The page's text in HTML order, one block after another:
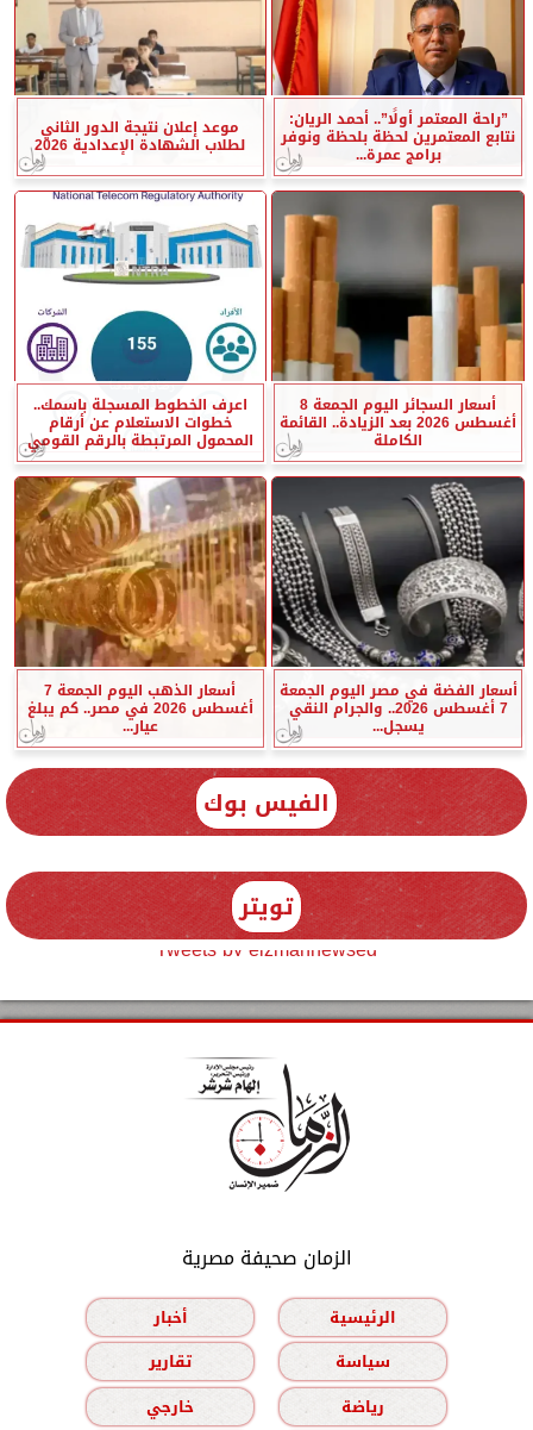
”راحة المعتمر أولًا”.. أحمد الريان:
نتابع المعتمرين لحظة بلحظة ونوفر
برامج عمرة...
موعد إعلان نتيجة الدور الثاني
لطلاب الشهادة الإعدادية 2026
أسعار السجائر اليوم الجمعة 8
أغسطس 2026 بعد الزيادة.. القائمة
الكاملة
اعرف الخطوط المسجلة باسمك..
خطوات الاستعلام عن أرقام
المحمول المرتبطة بالرقم القومي
أسعار الفضة في مصر اليوم الجمعة
7 أغسطس 2026.. والجرام النقي
يسجل...
أسعار الذهب اليوم الجمعة 7
أغسطس 2026 في مصر.. كم يبلغ
عيار...
الفيس بوك
تويتر
Tweets by elzmannewseg
الزمان صحيفة مصرية
الرئيسية
أخبار
سياسة
تقارير
رياضة
خارجي